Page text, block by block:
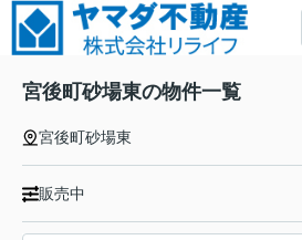
宮後町砂場東の物件一覧
宮後町砂場東
販売中